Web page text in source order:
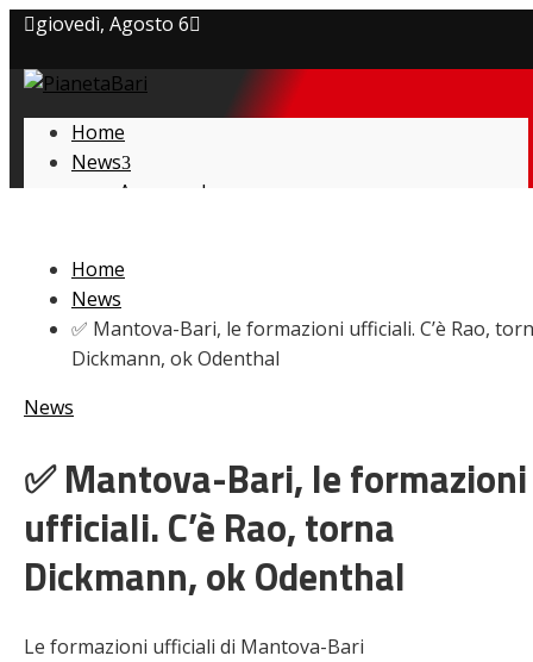
giovedì, Agosto 6
Privacy policy
Cookie Policy
Home
News
Amarcord
Giovanili
Le pagelle
Interviste
Focus
Calciomercato
Video
Home
News
✅ Mantova-Bari, le formazioni ufficiali. C’è Rao,
Dickmann, ok Odenthal
News
✅ Mantova-Bari, le formazioni
ufficiali. C’è Rao, torna
Dickmann, ok Odenthal
Le formazioni ufficiali di Mantova-Bari